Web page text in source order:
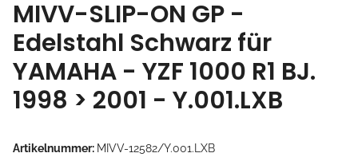
MIVV-SLIP-ON GP -
Edelstahl Schwarz für
YAMAHA - YZF 1000 R1 BJ.
1998 > 2001 - Y.001.LXB
Artikelnummer: MIVV-12582/Y.001.LXB